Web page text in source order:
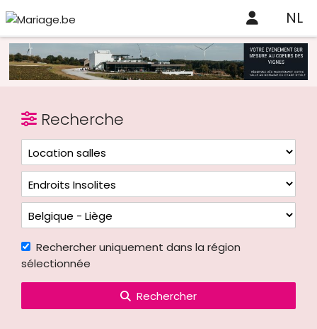
NL
Recherche
Rechercher uniquement dans la région
sélectionnée
Rechercher